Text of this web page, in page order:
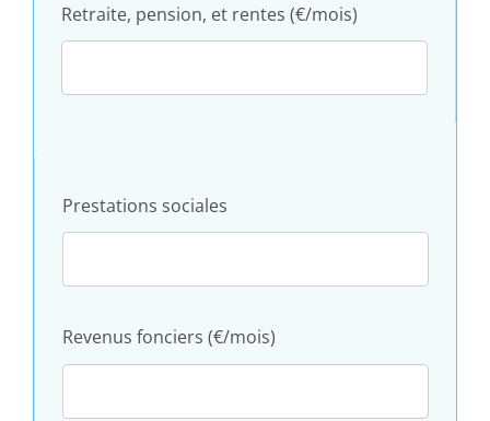
Retraite, pension, et rentes (€/mois)
Prestations sociales
Revenus fonciers (€/mois)